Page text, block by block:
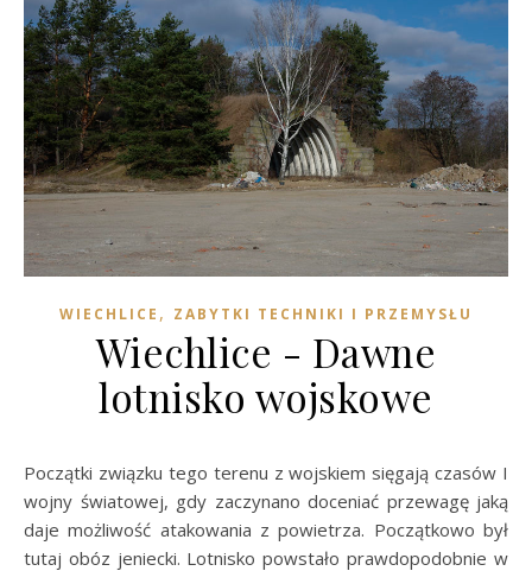
WIECHLICE , ZABYTKI TECHNIKI I PRZEMYSŁU
Wiechlice - Dawne
lotnisko wojskowe
Początki związku tego terenu z wojskiem sięgają czasów I
wojny światowej, gdy zaczynano doceniać przewagę jaką
daje możliwość atakowania z powietrza. Początkowo był
tutaj obóz jeniecki. Lotnisko powstało prawdopodobnie w